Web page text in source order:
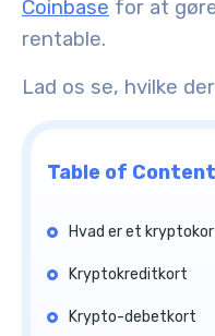
Coinbase for at
rentable.
Lad os se, hvilke
Table of
Hvad er et
Kryptokreditkort
Krypto-debetkort